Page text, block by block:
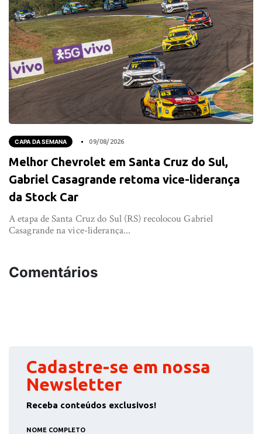
CAPA DA SEMANA 09/08/2026
Melhor Chevrolet em Santa Cruz do Sul,
Gabriel Casagrande retoma vice-liderança
da Stock Car
A etapa de Santa Cruz do Sul (RS) recolocou Gabriel
Casagrande na vice-liderança...
Comentários
Cadastre-se em nossa
Newsletter
Receba conteúdos exclusivos!
NOME COMPLETO